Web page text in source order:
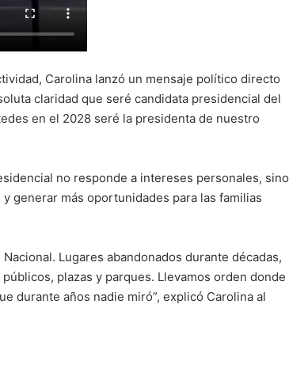
Carolina lanzó un mensaje político directo
claridad que seré candidata presidencial del
en el 2028 seré la presidenta de nuestro
no responde a intereses personales, sino
generar más oportunidades para las familias
Lugares abandonados durante décadas,
plazas y parques. Llevamos orden donde
durante años nadie miró”, explicó Carolina al